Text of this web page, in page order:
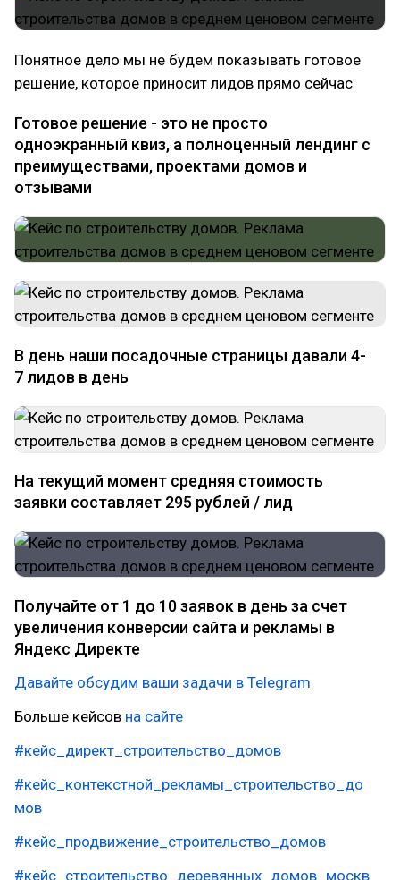
Понятное дело мы не будем показывать готовое
решение, которое приносит лидов прямо сейчас
Готовое решение - это не просто
одноэкранный квиз, а полноценный лендинг с
преимуществами, проектами домов и
отзывами
В день наши посадочные страницы давали 4-
7 лидов в день
На текущий момент средняя стоимость
заявки составляет 295 рублей / лид
Получайте от 1 до 10 заявок в день за счет
увеличения конверсии сайта и рекламы в
Яндекс Директе
Давайте обсудим ваши задачи в Telegram
Больше кейсов на сайте
#кейс_директ_строительство_домов
#кейс_контекстной_рекламы_строительство_до
мов
#кейс_продвижение_строительство_домов
#кейс_строительство_деревянных_домов_москв